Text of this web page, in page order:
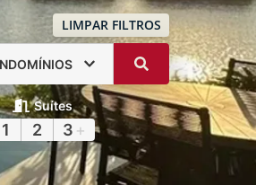
LIMPAR FILTROS
Suítes
1 2 3 +